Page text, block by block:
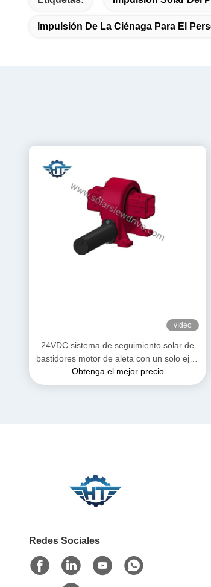
Impulsión De La Ciénaga Para El
vídeo
24VDC sistema de seguimiento solar de
bastidores motor de aleta con un solo eje /
doble eje de accionamiento
Obtenga el mejor precio
Redes Sociales